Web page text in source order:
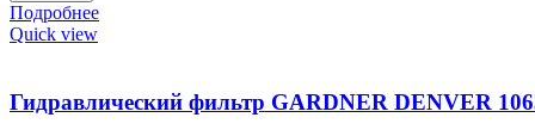
Подробнее
Quick view
Гидравлический фильтр GARDNER DENVER